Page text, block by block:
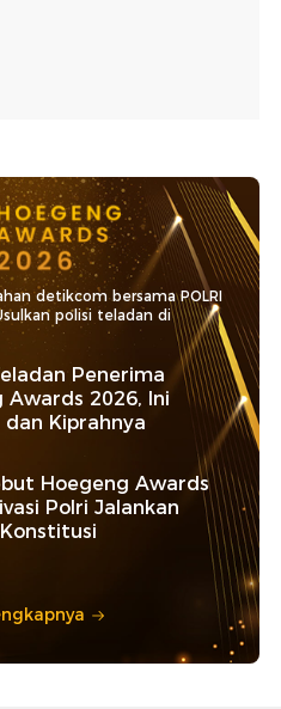
detikcom bersama POLRI
polisi teladan di
Penerima
Awards 2026, Ini
Kiprahnya
Hoegeng Awards
Polri Jalankan